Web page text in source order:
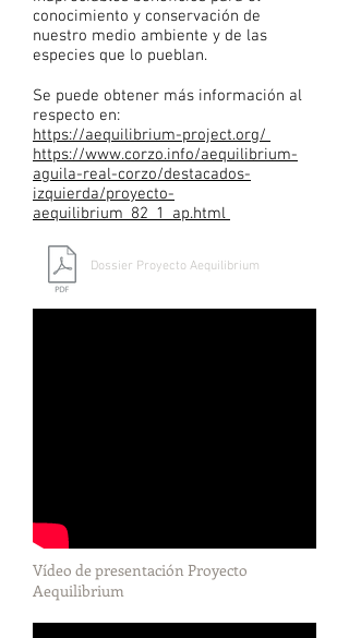
conocimiento y conservación de
nuestro medio ambiente y de las
especies que lo pueblan.
Se puede obtener más información al
respecto en:
https://aequilibrium-project.org/
https://www.corzo.info/aequilibrium-
aguila-real-corzo/destacados-
izquierda/proyecto-
aequilibrium_82_1_ap.html
Dossier Proyecto Aequilibrium
Vídeo de presentación Proyecto
Aequilibrium